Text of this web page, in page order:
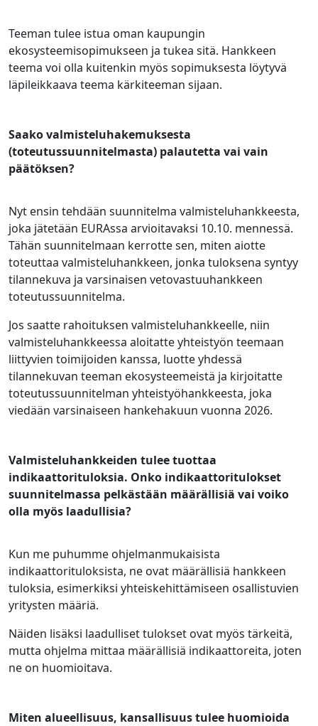
Teeman tulee istua oman kaupungin
ekosysteemisopimukseen ja tukea sitä. Hankkeen
teema voi olla kuitenkin myös sopimuksesta löytyvä
läpileikkaava teema kärkiteeman sijaan.
Saako valmisteluhakemuksesta
(toteutussuunnitelmasta) palautetta vai vain
päätöksen?
Nyt ensin tehdään suunnitelma valmisteluhankkeesta,
joka jätetään EURAssa arvioitavaksi 10.10. mennessä.
Tähän suunnitelmaan kerrotte sen, miten aiotte
toteuttaa valmisteluhankkeen, jonka tuloksena syntyy
tilannekuva ja varsinaisen vetovastuuhankkeen
toteutussuunnitelma.
Jos saatte rahoituksen valmisteluhankkeelle, niin
valmisteluhankkeessa aloitatte yhteistyön teemaan
liittyvien toimijoiden kanssa, luotte yhdessä
tilannekuvan teeman ekosysteemeistä ja kirjoitatte
toteutussuunnitelman yhteistyöhankkeesta, joka
viedään varsinaiseen hankehakuun vuonna 2026.
Valmisteluhankkeiden tulee tuottaa
indikaattorituloksia. Onko indikaattoritulokset
suunnitelmassa pelkästään määrällisiä vai voiko
olla myös laadullisia?
Kun me puhumme ohjelmanmukaisista
indikaattorituloksista, ne ovat määrällisiä hankkeen
tuloksia, esimerkiksi yhteiskehittämiseen osallistuvien
yritysten määriä.
Näiden lisäksi laadulliset tulokset ovat myös tärkeitä,
mutta ohjelma mittaa määrällisiä indikaattoreita, joten
ne on huomioitava.
Miten alueellisuus, kansallisuus tulee huomioida